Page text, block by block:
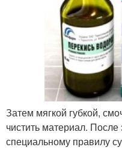
Затем мягкой губкой,
чистить материал. После
специальному правилу